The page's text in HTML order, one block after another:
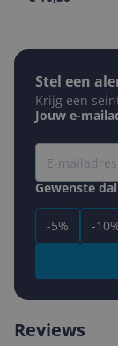
Stel een
Krijg een
Jouw e-
Gewenste
-5% -
Reviews